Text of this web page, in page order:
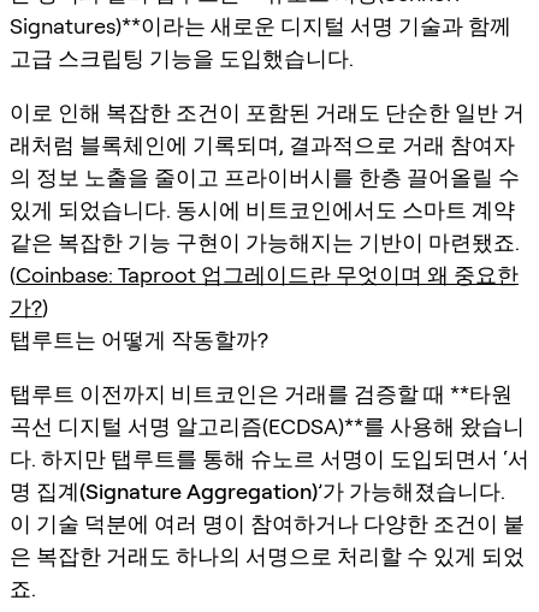
Signatures)**이라는 새로운 디지털 서명 기술과 함께
고급 스크립팅 기능을 도입했습니다.
이로 인해 복잡한 조건이 포함된 거래도 단순한 일반 거
래처럼 블록체인에 기록되며, 결과적으로 거래 참여자
의 정보 노출을 줄이고 프라이버시를 한층 끌어올릴 수
있게 되었습니다. 동시에 비트코인에서도 스마트 계약
같은 복잡한 기능 구현이 가능해지는 기반이 마련됐죠.
(Coinbase: Taproot 업그레이드란 무엇이며 왜 중요한
가?)
탭루트는 어떻게 작동할까?
탭루트 이전까지 비트코인은 거래를 검증할 때 **타원
곡선 디지털 서명 알고리즘(ECDSA)**를 사용해 왔습니
다. 하지만 탭루트를 통해 슈노르 서명이 도입되면서 ‘서
명 집계(Signature Aggregation)’가 가능해졌습니다.
이 기술 덕분에 여러 명이 참여하거나 다양한 조건이 붙
은 복잡한 거래도 하나의 서명으로 처리할 수 있게 되었
죠.